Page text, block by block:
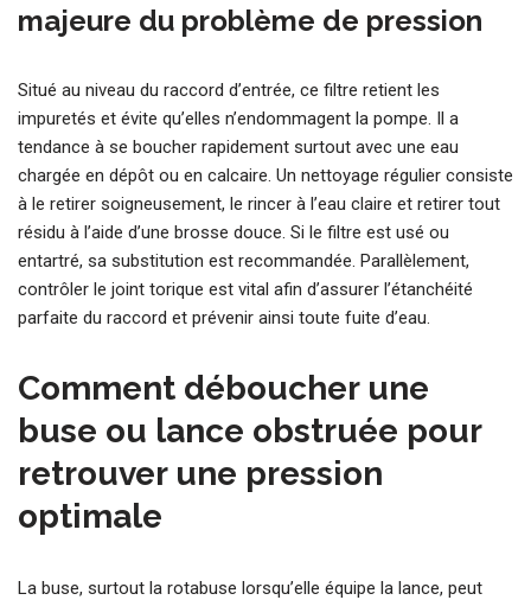
majeure du problème de pression
Situé au niveau du raccord d’entrée, ce filtre retient les
impuretés et évite qu’elles n’endommagent la pompe. Il a
tendance à se boucher rapidement surtout avec une eau
chargée en dépôt ou en calcaire. Un nettoyage régulier consiste
à le retirer soigneusement, le rincer à l’eau claire et retirer tout
résidu à l’aide d’une brosse douce. Si le filtre est usé ou
entartré, sa substitution est recommandée. Parallèlement,
contrôler le joint torique est vital afin d’assurer l’étanchéité
parfaite du raccord et prévenir ainsi toute fuite d’eau.
Comment déboucher une
buse ou lance obstruée pour
retrouver une pression
optimale
La buse, surtout la rotabuse lorsqu’elle équipe la lance, peut